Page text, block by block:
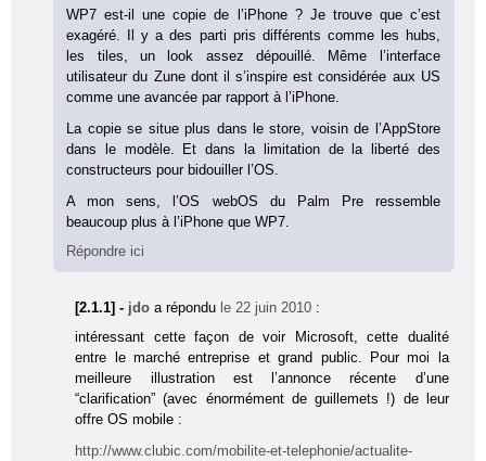
WP7 est-il une copie de l’iPhone ? Je trouve que c’est
exagéré. Il y a des parti pris différents comme les hubs,
les tiles, un look assez dépouillé. Même l’interface
utilisateur du Zune dont il s’inspire est considérée aux US
comme une avancée par rapport à l’iPhone.
La copie se situe plus dans le store, voisin de l’AppStore
dans le modèle. Et dans la limitation de la liberté des
constructeurs pour bidouiller l’OS.
A mon sens, l’OS webOS du Palm Pre ressemble
beaucoup plus à l’iPhone que WP7.
Répondre ici
[2.1.1] - jdo a répondu le 22 juin 2010 :
intéressant cette façon de voir Microsoft, cette dualité
entre le marché entreprise et grand public. Pour moi la
meilleure illustration est l’annonce récente d’une
“clarification” (avec énormément de guillemets !) de leur
offre OS mobile :
http://www.clubic.com/mobilite-et-telephonie/actualite-